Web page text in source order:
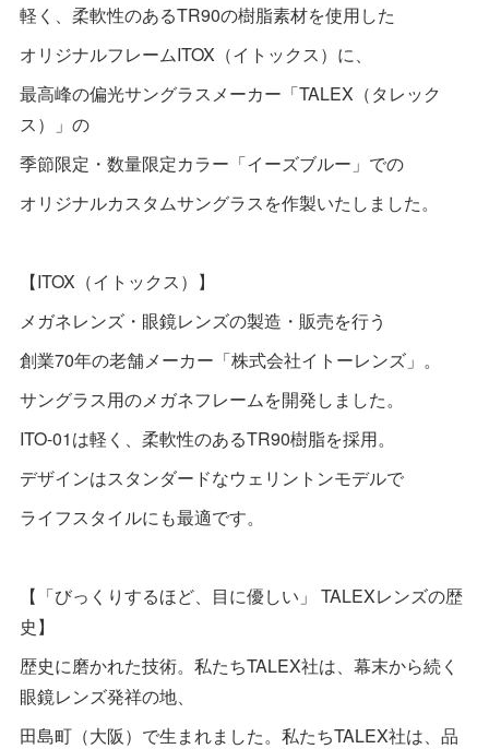
軽く、柔軟性のあるTR90の樹脂素材を使用した
オリジナルフレームITOX（イトックス）に、
最高峰の偏光サングラスメーカー「TALEX（タレック
ス）」の
季節限定・数量限定カラー「イーズブルー」での
オリジナルカスタムサングラスを作製いたしました。
【ITOX（イトックス）】
メガネレンズ・眼鏡レンズの製造・販売を行う
創業70年の老舗メーカー「株式会社イトーレンズ」。
サングラス用のメガネフレームを開発しました。
ITO-01は軽く、柔軟性のあるTR90樹脂を採用。
デザインはスタンダードなウェリントンモデルで
ライフスタイルにも最適です。
【「びっくりするほど、目に優しい」 TALEXレンズの歴
史】
歴史に磨かれた技術。私たちTALEX社は、幕末から続く
眼鏡レンズ発祥の地、
田島町（大阪）で生まれました。私たちTALEX社は、品